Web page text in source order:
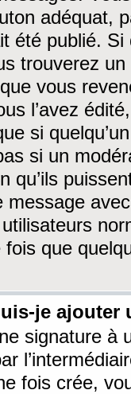
adéquat,
été publié. Si
trouverez
vous
l’avez
si
si un
qu’ils
message
que
je ajouter
signature à
fois crée,